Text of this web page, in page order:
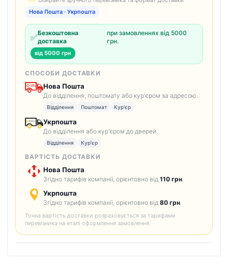
Нова Пошта · Укрпошта
✅Безкоштовна
доставка
при замовленнях від 5000
грн.
від 5000 грн
СПОСОБИ ДОСТАВКИ
Нова Пошта
До відділення, поштомату або кур'єром за адресою.
Відділення Поштомат Кур'єр
Укрпошта
До відділення або кур'єром до дверей.
Відділення Кур'єр
ВАРТІСТЬ ДОСТАВКИ
Нова Пошта
Згідно тарифів компанії, орієнтовно від 110 грн
Укрпошта
Згідно тарифів компанії, орієнтовно від 80 грн
Точна вартість доставки розраховується за тарифами
перевізника на етапі оформлення замовлення.